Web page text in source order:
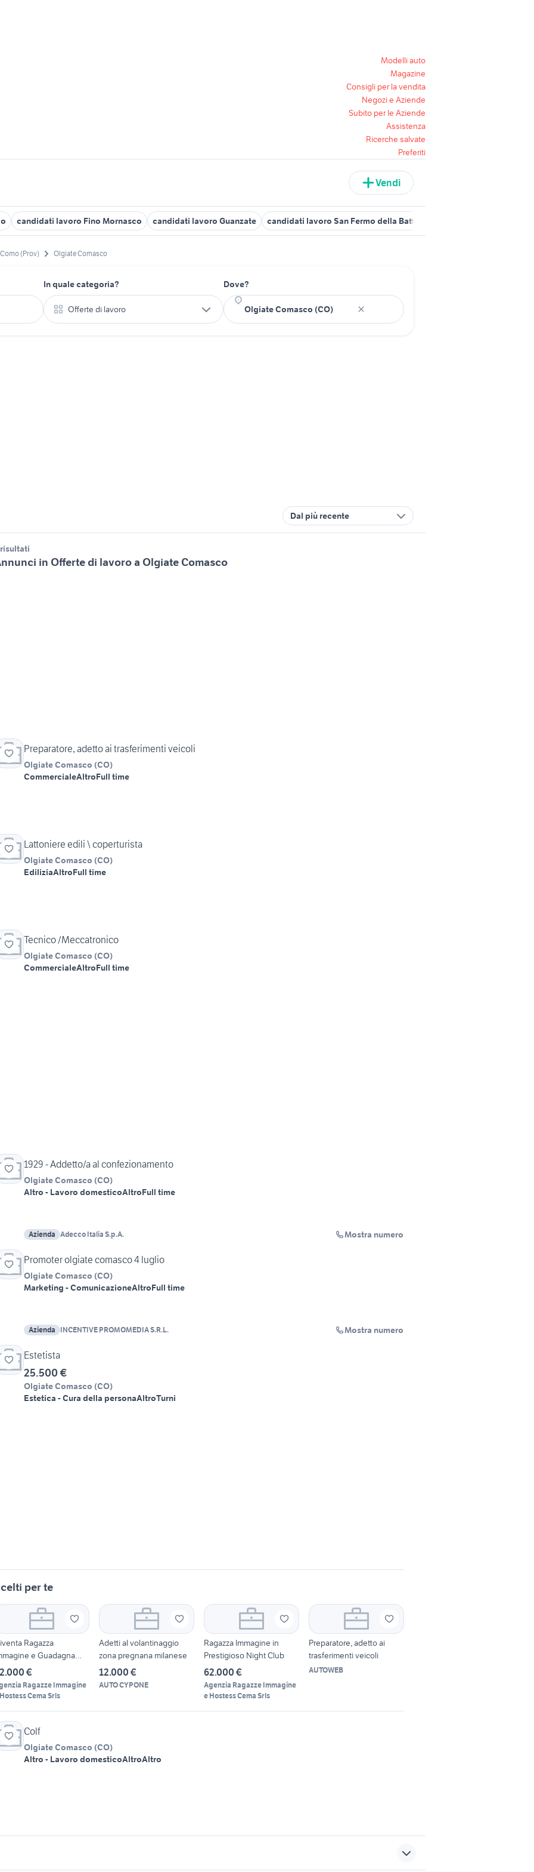
Modelli auto
Magazine
Consigli per la vendita
Negozi e Aziende
Subito per le Aziende
Assistenza
Ricerche salvate
Preferiti
Vendi
candidati lavoro Fino Mornasco candidati lavoro Guanzate candidati lavoro San Fermo della Battaglia
Como (Prov) Olgiate Comasco
In quale categoria?
Offerte di lavoro
Dove?
Dal più recente
in Offerte di lavoro a Olgiate Comasco
Preparatore, adetto ai trasferimenti veicoli
Olgiate Comasco (CO)
CommercialeAltroFull time
Lattoniere edili \ coperturista
Olgiate Comasco (CO)
EdiliziaAltroFull time
Tecnico /Meccatronico
Olgiate Comasco (CO)
CommercialeAltroFull time
1929 - Addetto/a al confezionamento
Olgiate Comasco (CO)
Altro - Lavoro domesticoAltroFull time
Azienda Adecco Italia S.p.A. Mostra numero
Promoter olgiate comasco 4 luglio
Olgiate Comasco (CO)
Marketing - ComunicazioneAltroFull time
Azienda INCENTIVE PROMOMEDIA S.R.L. Mostra numero
Estetista
25.500 €
Olgiate Comasco (CO)
Estetica - Cura della personaAltroTurni
per te
Ragazza
e Guadagna
€
Ragazze Immagine
Cema Srls
Adetti al volantinaggio
zona pregnana milanese
12.000 €
AUTO CYPONE
Ragazza Immagine in
Prestigioso Night Club
62.000 €
Agenzia Ragazze Immagine
e Hostess Cema Srls
Preparatore, adetto ai
trasferimenti veicoli
AUTOWEB
Colf
Olgiate Comasco (CO)
Altro - Lavoro domesticoAltroAltro